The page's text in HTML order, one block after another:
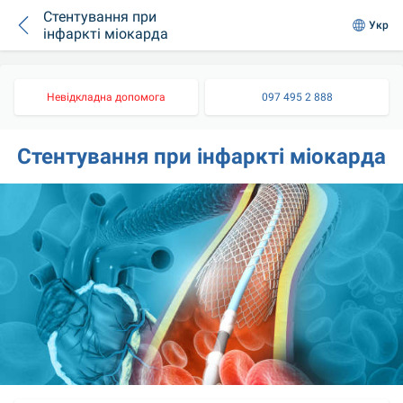
Стентування при
інфаркті міокарда
Укр
Невідкладна допомога 097 495 2 888
Стентування при інфаркті міокарда